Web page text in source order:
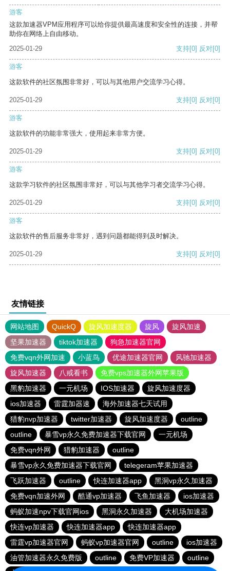
游客
这款加速器VPM应用程序可以给你提供最高速度和安全性的连接，并帮
助你在网络上自由移动。
2025-01-29
支持[0] 反对[0]
游客
这款软件的社区氛围非常好，可以与其他用户交流学习心得。
2025-01-29 支持[0] 反对[0]
游客
这款软件的功能非常强大，使用起来非常方便。
2025-01-29 支持[0] 反对[0]
游客
这款学习软件的社区氛围非常好，可以与其他学习者交流学习心得。
2025-01-29 支持[0] 反对[0]
游客
这款软件的售后服务非常好，遇到问题都能得到及时解决。
2025-01-29 支持[0] 反对[0]
友情链接
网站地图 QuickQ 旋风加速度器 旋风
旋风加速
坚果加速器
tiktok加速器
狗急加速器官网
免费vqn外网加速
小蓝鸟 优途加速器官网
风驰加速器
旋风加速器
八戒看书
免费vps加速器外网苹果版
黑豹加速器
一元机场 IOS加速器
旋风加速度器
ios加速器
雷霆加器速
海外加速器七天试用
猎豹nvp加速器
twitter加速器 旋风加速度器
outline
outline
暴雪vp永久免费加速器下载官网
一元机场
免费vqn外网
猎豹加速器
outline
暴雪vp永久免费加速器下载官网
telegeram苹果加速器
飞跃加速器
outline 快连加速器app
黑洞vp永久加速器
免费vqn加速外网
酷通vp加速器 飞鱼加速器
ios加速器
蚂蚁加速npv下载官网ios
黑洞永久加速器
大机场加速器
快连vp加速器
快连加速器app
快连加速器app
雷霆vp加速器官网
蚂蚁vp加速器官网 outline
ios加速器
油管加速器永久免费版
outline 免费VP加速器
outline